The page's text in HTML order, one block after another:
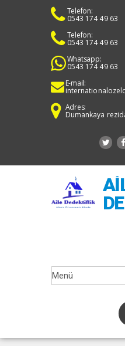
Telefon:
0543 174 49 63
Telefon:
0543 174 49 63
Whatsapp:
0543 174 49 63
E-mail:
Adres:
Dumankaya